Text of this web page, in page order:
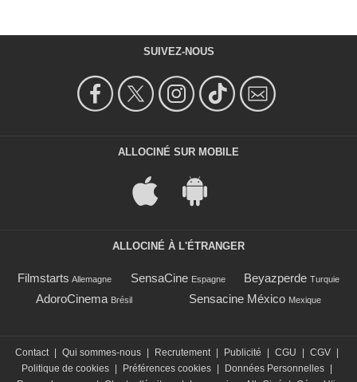
SUIVEZ-NOUS
ALLOCINÉ SUR MOBILE
ALLOCINÉ À L'ÉTRANGER
Filmstarts Allemagne SensaCine Espagne Beyazperde Turquie
AdoroCinema Brésil Sensacine México Mexique
Contact Qui sommes-nous Recrutement Publicité CGU CGV
Politique de cookies
Préférences cookies Données Personnelles